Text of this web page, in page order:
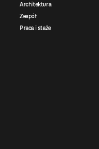
Architektura
Zespół
Praca i staże